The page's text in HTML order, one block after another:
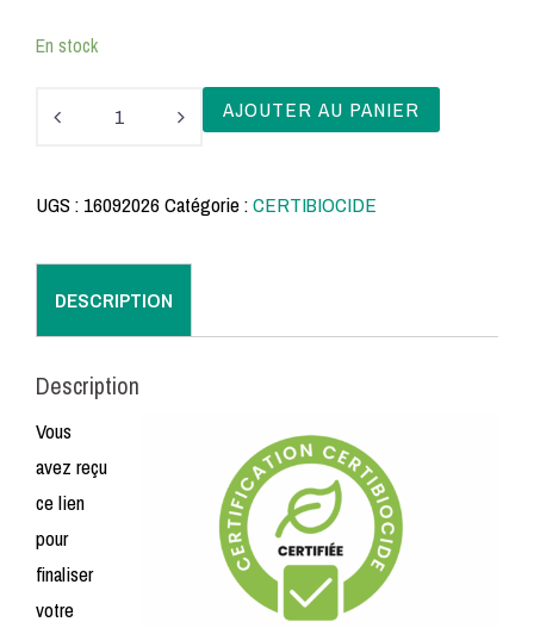
En stock
Certibiocide-
AJOUTER AU PANIER
UGS : 16092026Catégorie :CERTIBIOCIDE
DESCRIPTION
Description
Vous
avez reçu
ce lien
pour
finaliser
votre